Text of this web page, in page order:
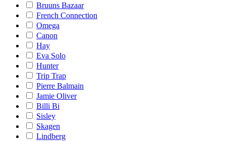
Bruuns Bazaar
French Connection
Omega
Canon
Hay
Eva Solo
Hunter
Trip Trap
Pierre Balmain
Jamie Oliver
Billi Bi
Sisley
Skagen
Lindberg